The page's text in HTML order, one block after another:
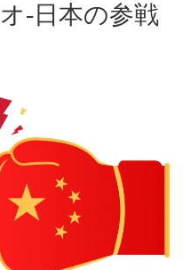
-日本の参戦